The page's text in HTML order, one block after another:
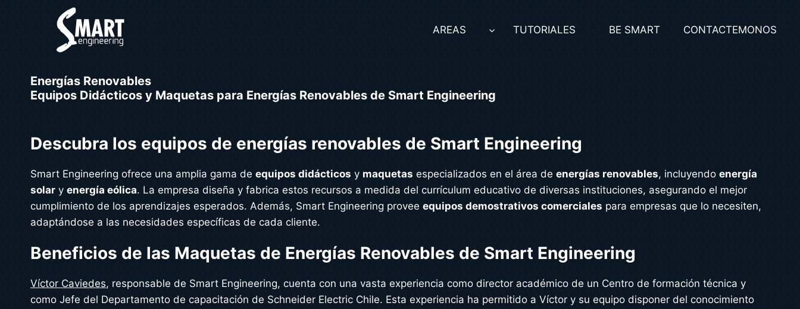
AREAS TUTORIALES BE SMART CONTACTEMONOS
Energías Renovables
Equipos Didácticos y Maquetas para Energías Renovables de Smart Engineering
Descubra los equipos de energías renovables de Smart Engineering
Smart Engineering ofrece una amplia gama de equipos didácticos y maquetas especializados en el área de energías renovables, incluyendo energía
solar y energía eólica. La empresa diseña y fabrica estos recursos a medida del currículum educativo de diversas instituciones, asegurando el mejor
cumplimiento de los aprendizajes esperados. Además, Smart Engineering provee equipos demostrativos comerciales para empresas que lo necesiten,
adaptándose a las necesidades específicas de cada cliente.
Beneficios de las Maquetas de Energías Renovables de Smart Engineering
Víctor Caviedes, responsable de Smart Engineering, cuenta con una vasta experiencia como director académico de un Centro de formación técnica y
como Jefe del Departamento de capacitación de Schneider Electric Chile. Esta experiencia ha permitido a Víctor y su equipo disponer del conocimiento